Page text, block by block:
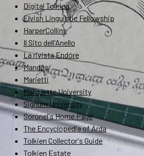
Digital Tolkien
Elvish Linguistic Fellowship
HarperCollins
Il Sito dell'Anello
La rivista Endóre
Mandos
Marietti
Marquette University
Signum University
Soronel's Home Page
The Encyclopedia of Arda
Tolkien Collector's Guide
Tolkien Estate